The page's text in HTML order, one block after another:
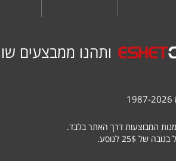
ותהנו ממבצעים
המבוצעות דרך האתר בלבד.
25$ לנוסע.